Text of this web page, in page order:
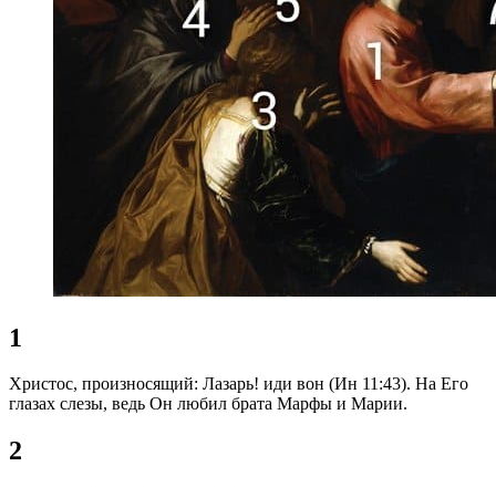
1
Христос, произносящий: Лазарь! иди вон (Ин 11:43). На Его
глазах слезы, ведь Он любил брата Марфы и Марии.
2